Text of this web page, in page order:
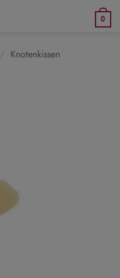
0
/ Knotenkissen